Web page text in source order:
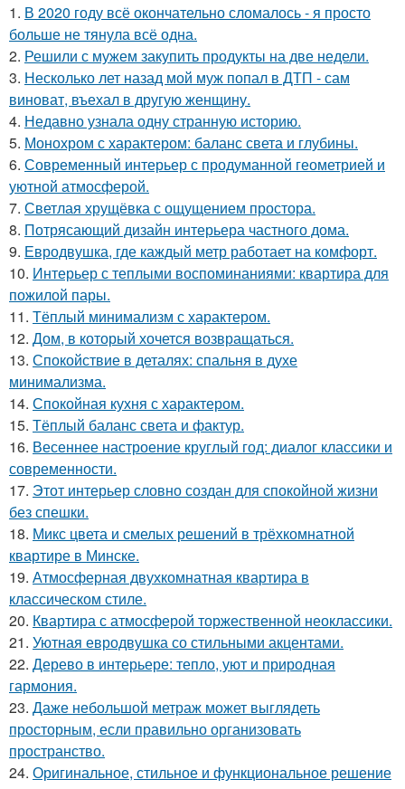
1. В 2020 году всё окончательно сломалось - я просто
больше не тянула всё одна.
2. Решили с мужем закупить продукты на две недели.
3. Несколько лет назад мой муж попал в ДТП - сам
виноват, въехал в другую женщину.
4. Недавно узнала одну странную историю.
5. Монохром с характером: баланс света и глубины.
6. Современный интерьер с продуманной геометрией и
уютной атмосферой.
7. Светлая хрущёвка с ощущением простора.
8. Потрясающий дизайн интерьера частного дома.
9. Евродвушка, где каждый метр работает на комфорт.
10. Интерьер с теплыми воспоминаниями: квартира для
пожилой пары.
11. Тёплый минимализм с характером.
12. Дом, в который хочется возвращаться.
13. Спокойствие в деталях: спальня в духе
минимализма.
14. Спокойная кухня с характером.
15. Тёплый баланс света и фактур.
16. Весеннее настроение круглый год: диалог классики и
современности.
17. Этот интерьер словно создан для спокойной жизни
без спешки.
18. Микс цвета и смелых решений в трёхкомнатной
квартире в Минске.
19. Атмосферная двухкомнатная квартира в
классическом стиле.
20. Квартира с атмосферой торжественной неоклассики.
21. Уютная евродвушка со стильными акцентами.
22. Дерево в интерьере: тепло, уют и природная
гармония.
23. Даже небольшой метраж может выглядеть
просторным, если правильно организовать
пространство.
24. Оригинальное, стильное и функциональное решение